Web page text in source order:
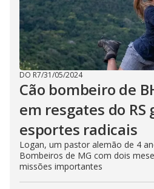
DO R7/31/05/2024
Cão bombeiro de
em resgates do RS
esportes radicais
Logan, um pastor alemão de 4
Bombeiros de MG com dois
missões importantes